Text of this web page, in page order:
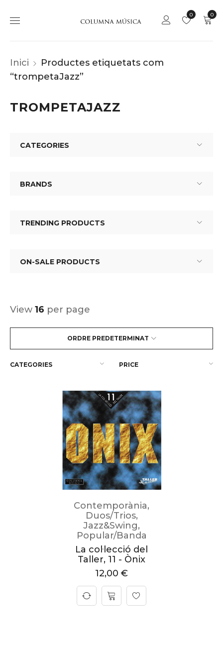
0
0
Inici
Productes etiquetats com
“trompetaJazz”
TROMPETAJAZZ
CATEGORIES
BRANDS
TRENDING PRODUCTS
ON-SALE PRODUCTS
ORDRE PREDETERMINAT
View 16 per page
CATEGORIES PRICE
Contemporània,
Duos/Trios,
Jazz&Swing,
Popular/Banda
La col·lecció del
Taller, 11 - Ònix
12,00 €